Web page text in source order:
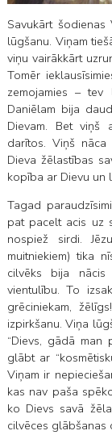
Savukārt
lūgšanu. Viņam
viņu vairākkārt
Tomēr
zemojamies –
Daniēlam bija
Dievam. Bet viņš
darītos. Viņš
Dieva žēlastības
kopība ar Dievu un
Tagad
pat pacelt acis uz
nospiež sirdi.
muitniekiem) tika
cilvēks bija
vientulību. To
grēciniekam,
izpirkšanu. Viņa
“Dievs, gādā man
glābt ar
Viņam ir
kas nav paša
ko Dievs savā
cilvēces glābšanas